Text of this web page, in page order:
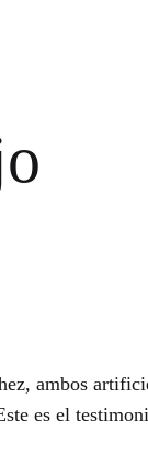
ambos
es el